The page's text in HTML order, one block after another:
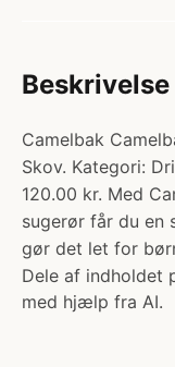
Beskrivelse
Camelbak
Skov. Kategori:
120.00 kr. Med
sugerør får du en
gør det let for
Dele af indholdet
med hjælp fra AI.